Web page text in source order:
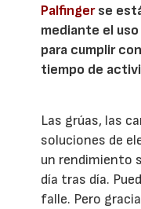
Palfingerse
mediante el
para cumplir
tiempo de
Las grúas, las
soluciones de
un rendimiento
día tras día.
falle. Pero